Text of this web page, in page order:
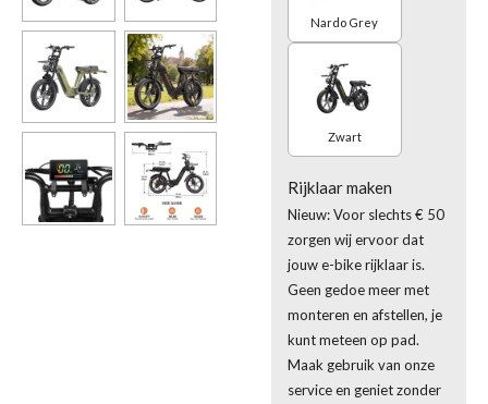
Nardo Grey
Zwart
Rijklaar maken
Nieuw: Voor slechts € 50
zorgen wij ervoor dat
jouw e-bike rijklaar is.
Geen gedoe meer met
monteren en afstellen, je
kunt meteen op pad.
Maak gebruik van onze
service en geniet zonder